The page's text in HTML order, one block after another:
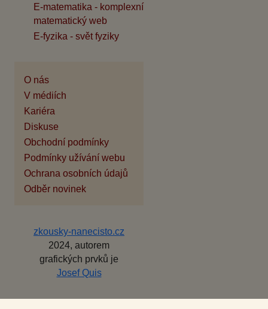
E-matematika - komplexní
matematický web
E-fyzika - svět fyziky
O nás
V médiích
Kariéra
Diskuse
Obchodní podmínky
Podmínky užívání webu
Ochrana osobních údajů
Odběr novinek
zkousky-nanecisto.cz
2024, autorem
grafických prvků je
Josef Quis